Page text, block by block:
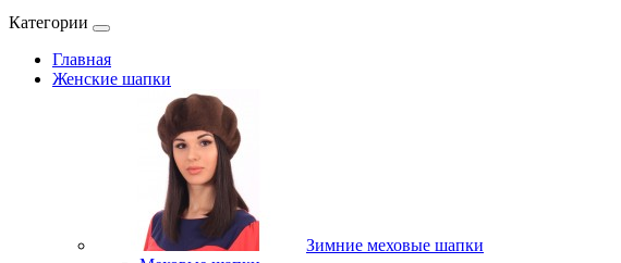
Категории
Главная
Женские шапки
Зимние меховые шапки